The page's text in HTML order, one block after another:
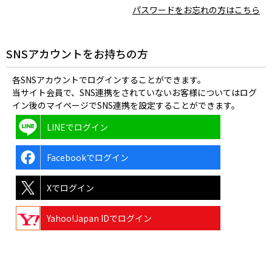
パスワードをお忘れの方はこちら
SNSアカウントをお持ちの方
各SNSアカウントでログインすることができます。
当サイト会員で、SNS連携をされていないお客様についてはログ
イン後のマイページでSNS連携を設定することができます。
LINEでログイン
Facebookでログイン
Xでログイン
Yahoo!Japan IDでログイン